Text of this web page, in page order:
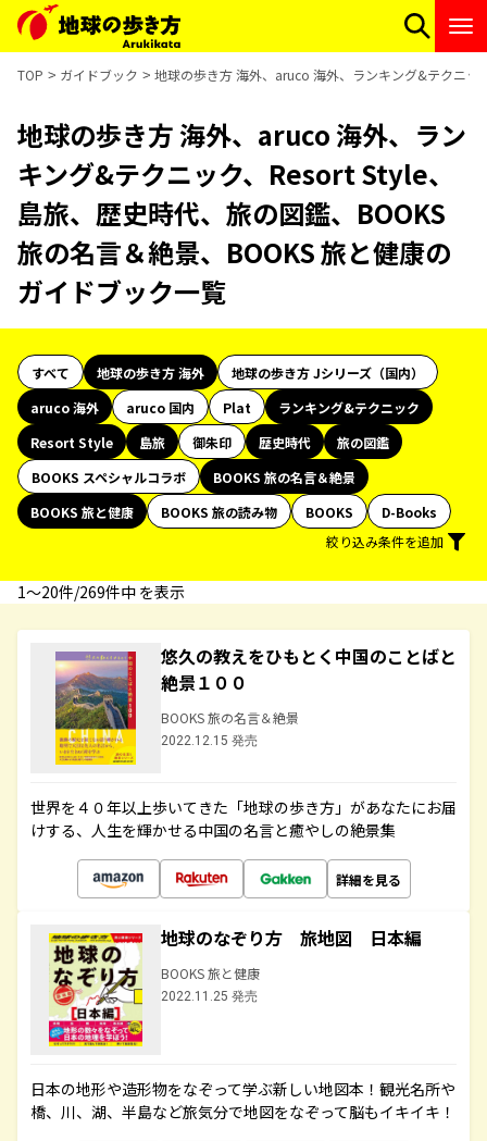
TOP ガイドブック 地球の歩き方 海外、aruco 海外、ランキング&テクニッ
地球の歩き方 海外、aruco 海外、ラン
キング&テクニック、Resort Style、
島旅、歴史時代、旅の図鑑、BOOKS
旅の名言＆絶景、BOOKS 旅と健康の
ガイドブック一覧
すべて 地球の歩き方 海外
地球の歩き方 Jシリーズ（国内）
aruco 海外
aruco 国内 Plat
ランキング&テクニック
Resort Style
島旅 御朱印 歴史時代
旅の図鑑
BOOKS スペシャルコラボ
BOOKS 旅の名言＆絶景
BOOKS 旅と健康
BOOKS 旅の読み物 BOOKS
D-Books
絞り込み条件を追加
1〜20件/269件中 を表示
悠久の教えをひもとく中国のことばと
絶景１００
BOOKS 旅の名言＆絶景
2022.12.15 発売
世界を４０年以上歩いてきた「地球の歩き方」があなたにお届
けする、人生を輝かせる中国の名言と癒やしの絶景集
詳細を見る
地球のなぞり方 旅地図 日本編
BOOKS 旅と健康
2022.11.25 発売
日本の地形や造形物をなぞって学ぶ新しい地図本！観光名所や
橋、川、湖、半島など旅気分で地図をなぞって脳もイキイキ！